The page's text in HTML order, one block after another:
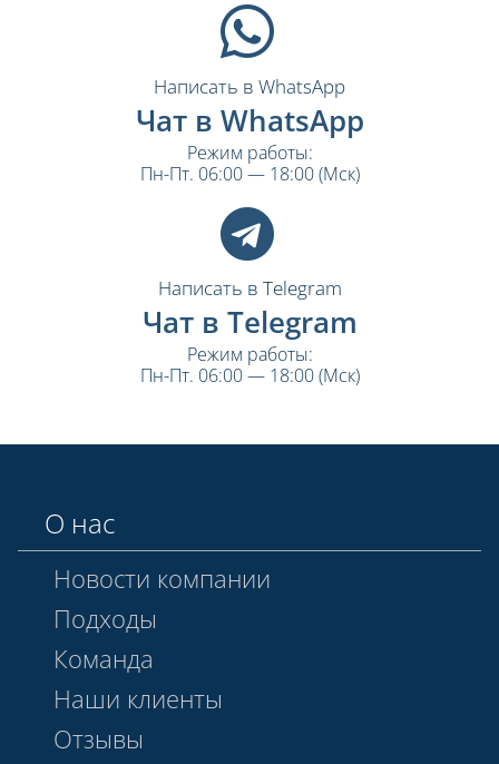
Написать в WhatsApp
Чат в WhatsApp
Режим работы:
Пн-Пт. 06:00 — 18:00 (Мск)
Написать в Telegram
Чат в Telegram
Режим работы:
Пн-Пт. 06:00 — 18:00 (Мск)
О нас
Новости компании
Подходы
Команда
Наши клиенты
Отзывы